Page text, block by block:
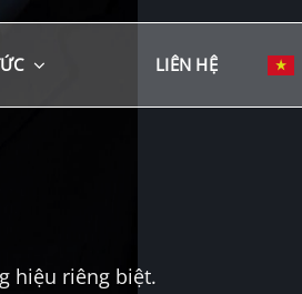
LIÊN HỆ
hiệu riêng biệt.